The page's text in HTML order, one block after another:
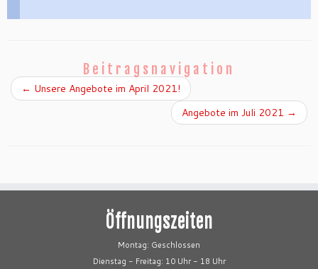
Beitragsnavigation
← Unsere Angebote im April 2021!
Angebote im Juli 2021 →
Öffnungszeiten
Montag: Geschlossen
Dienstag - Freitag: 10 Uhr - 18 Uhr